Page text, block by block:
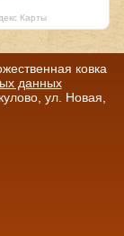
Карты
ковка
данных
ул. Новая,